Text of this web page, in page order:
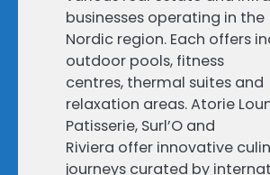
businesses operating in the
Nordic region. Each offers
outdoor pools, fitness
centres, thermal suites and
relaxation areas. Atorie
Patisserie, Surl’O and
Riviera offer innovative
journeys curated by